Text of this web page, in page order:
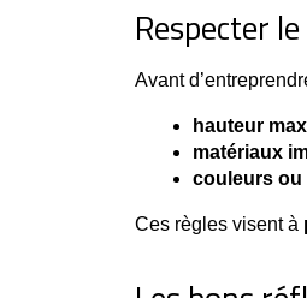
Respecter
Avant
hauteur
matériaux
couleurs ou
Ces règles visent à